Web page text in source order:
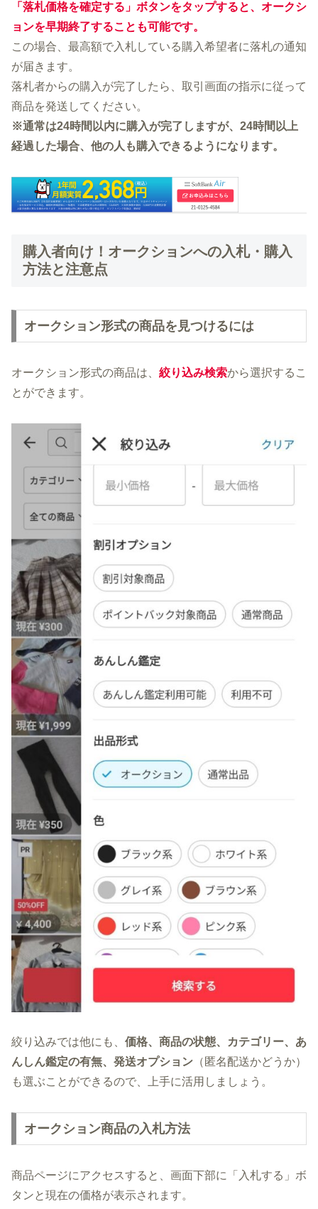
「落札価格を確定する」ボタンをタップすると、オークシ
ョンを早期終了することも可能です。
この場合、最高額で入札している購入希望者に落札の通知
が届きます。
落札者からの購入が完了したら、取引画面の指示に従って
商品を発送してください。
※通常は24時間以内に購入が完了しますが、24時間以上
経過した場合、他の人も購入できるようになります。
購入者向け！オークションへの入札・購入
方法と注意点
オークション形式の商品を見つけるには
オークション形式の商品は、 絞り込み検索から選択するこ
とができます。
絞り込みでは他にも、 価格、商品の状態、カテゴリー、あ
んしん鑑定の有無、発送オプション （匿名配送かどうか）
も選ぶことができるので、上手に活用しましょう。
オークション商品の入札方法
商品ページにアクセスすると、画面下部に「入札する」ボ
タンと現在の価格が表示されます。